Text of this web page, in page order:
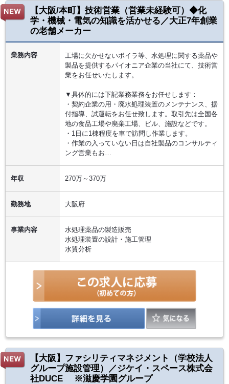
【大阪/本町】技術営業（営業未経験可）◆化
学・機械・電気の知識を活かせる／大正7年創業
の老舗メーカー
業務内容
工場に欠かせないボイラ等、水処理に関する薬品や
製品を提供するパイオニア企業の当社にて、技術営
業をお任せいたします。
▼具体的には下記業務業務をお任せします：
・契約企業の用・廃水処理装置のメンテナンス、据
付指導、試運転をお任せ致します。取引先は全国各
地の食品工場や廃棄工場、ビル、施設などです。
・1日に1棟程度を車で訪問し作業します。
・作業の入っていない日は自社製品のコンサルティ
ング営業もお…
年収 270万～370万
勤務地 大阪府
事業内容
水処理薬品の製造販売
水処理装置の設計・施工管理
水質分析
【大阪】ファシリティマネジメント（学校法人
グループ施設管理）／ジケイ・スペース株式会
社DUCE ※滋慶学園グループ